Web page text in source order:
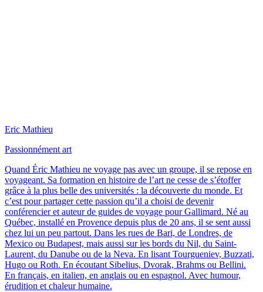
Eric Mathieu
Passionnément art
Quand Éric Mathieu ne voyage pas avec un groupe, il se repose en
voyageant. Sa formation en histoire de l’art ne cesse de s’étoffer
grâce à la plus belle des universités : la découverte du monde. Et
c’est pour partager cette passion qu’il a choisi de devenir
conférencier et auteur de guides de voyage pour Gallimard. Né au
Québec, installé en Provence depuis plus de 20 ans, il se sent aussi
chez lui un peu partout. Dans les rues de Bari, de Londres, de
Mexico ou Budapest, mais aussi sur les bords du Nil, du Saint-
Laurent, du Danube ou de la Neva. En lisant Tourgueniev, Buzzati,
Hugo ou Roth. En écoutant Sibelius, Dvorak, Brahms ou Bellini.
En français, en italien, en anglais ou en espagnol. Avec humour,
érudition et chaleur humaine.